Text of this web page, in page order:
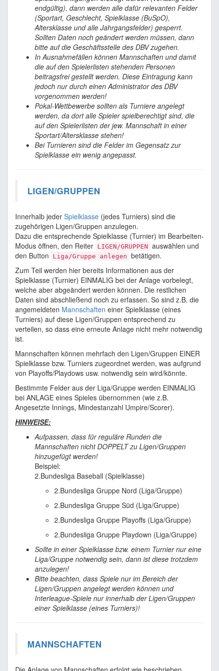
endgültig), dann werden alle dafür relevanten Felder
(Sportart, Geschlecht, Spielklasse (BuSpO),
Altersklasse und alle Jahrgangsfelder) gesperrt.
Sollten Daten noch geändert werden müssen, dann
bitte auf die Geschäftsstelle des DBV zugehen.
In Ausnahmefällen können Mannschaften und damit
die auf den Spielerlisten stehenden Personen
beitragsfrei gestellt werden. Diese Eintragung kann
jedoch nur durch einen Administrator des DBV
vorgenommen werden!
Pokal-Wettbewerbe sollten als Turniere angelegt
werden, da dort alle Spieler spielberechtigt sind, die
auf den Spielerlisten der jew. Mannschaft in einer
Sportart/Altersklasse stehen!
Bei Turnieren sind die Felder im Gegensatz zur
Spielklasse ein wenig angepasst.
LIGEN/GRUPPEN
Innerhalb jeder Spielklasse (jedes Turniers) sind die
zugehörigen Ligen/Gruppen anzulegen.
Dazu die entsprechende Spielklasse (Turnier) im Bearbeiten-
Modus öffnen, den Reiter LIGEN/GRUPPEN auswählen und
den Button
Liga/Gruppe anlegen betätigen.
Zum Teil werden hier bereits Informationen aus der
Spielklasse (Turnier) EINMALIG bei der Anlage vorbelegt,
welche aber abgeändert werden können. Die restlichen
Daten sind abschließend noch zu erfassen. So sind z.B. die
angemeldeten Mannschaften einer Spielklasse (eines
Turniers) auf diese Ligen/Gruppen entsprechend zu
verteilen, so dass eine erneute Anlage nicht mehr notwendig
ist.
Mannschaften können mehrfach den Ligen/Gruppen EINER
Spielklasse bzw. Turniers zugeordnet werden, was aufgrund
von Playoffs/Playdows usw. notwendig sein wird/könnte.
Bestimmte Felder aus der Liga/Gruppe werden EINMALIG
bei ANLAGE eines Spieles übernommen (wie z.B.
Angesetzte Innings, Mindestanzahl Umpire/Scorer).
HINWEISE:
Aufpassen, dass für reguläre Runden die
Mannschaften nicht DOPPELT zu Ligen/Gruppen
hinzugefügt werden!
Beispiel:
2.Bundesliga Baseball (Spielklasse)
2.Bundesliga Gruppe Nord (Liga/Gruppe)
2.Bundesliga Gruppe Süd (Liga/Gruppe)
2.Bundesliga Gruppe Playoffs (Liga/Gruppe)
2.Bundesliga Gruppe Playdown (Liga/Gruppe)
Sollte in einer Spielklasse bzw. einem Turnier nur eine
Liga/Gruppe notwendig sein, dann ist diese trotzdem
anzulegen!
Bitte beachten, dass Spiele nur im Bereich der
Ligen/Gruppen angelegt werden können und
Interleague-Spiele nur innerhalb der Ligen/Gruppen
einer Spielklasse (eines Turniers)!
MANNSCHAFTEN